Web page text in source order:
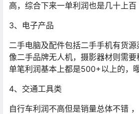
高，综合下来一单利润也是几十上百
3、电子产品
二手电脑及配件包括二手手机有货源
像二手品牌无人机，摄影器材则需要
单笔利润基本上都是500+以上的，
4、交通工具类
自行车利润不高但是销量总体不错